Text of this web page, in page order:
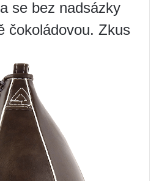
se bez nadsázky
čokoládovou. Zkus